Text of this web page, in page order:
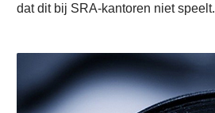
dat dit bij SRA-kantoren niet speelt.